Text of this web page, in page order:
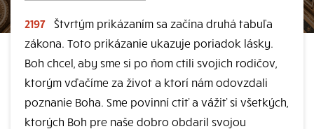
2197 Štvrtým prikázaním sa začína druhá tabuľa
zákona. Toto prikázanie ukazuje poriadok lásky.
Boh chcel, aby sme si po ňom ctili svojich rodičov,
ktorým vďačíme za život a ktorí nám odovzdali
poznanie Boha. Sme povinní ctiť a vážiť si všetkých,
ktorých Boh pre naše dobro obdaril svojou